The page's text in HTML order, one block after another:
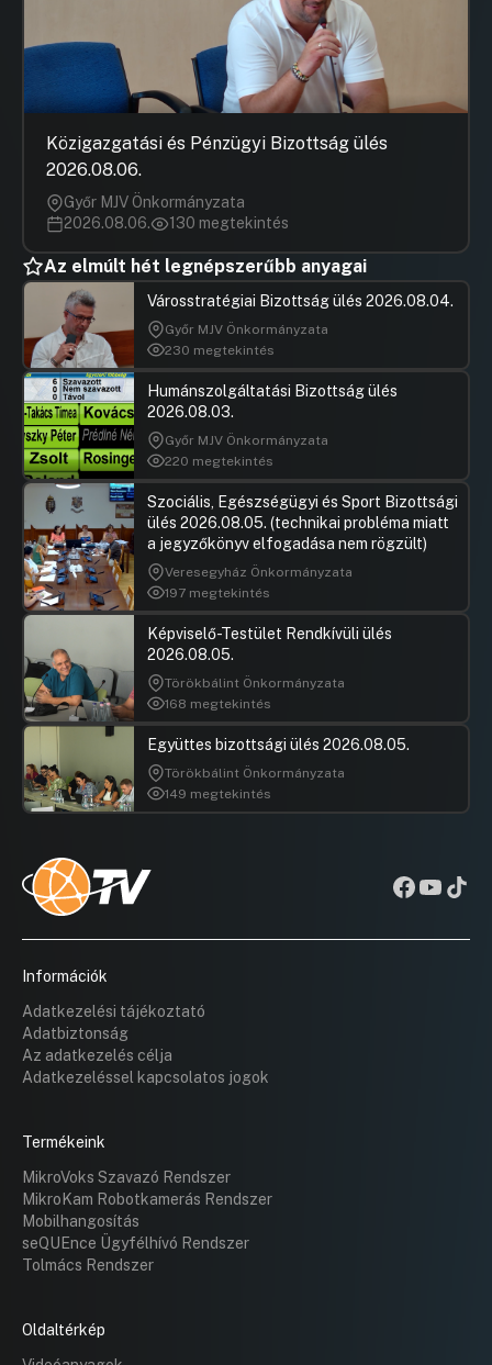
Közigazgatási és Pénzügyi Bizottság ülés
2026.08.06.
Győr MJV Önkormányzata
2026.08.06.
130 megtekintés
Az elmúlt hét legnépszerűbb anyagai
Városstratégiai Bizottság ülés 2026.08.04.
Győr MJV Önkormányzata
230 megtekintés
Humánszolgáltatási Bizottság ülés
2026.08.03.
Győr MJV Önkormányzata
220 megtekintés
Szociális, Egészségügyi és Sport Bizottsági
ülés 2026.08.05. (technikai probléma miatt
a jegyzőkönyv elfogadása nem rögzült)
Veresegyház Önkormányzata
197 megtekintés
Képviselő-Testület Rendkívüli ülés
2026.08.05.
Törökbálint Önkormányzata
168 megtekintés
Együttes bizottsági ülés 2026.08.05.
Törökbálint Önkormányzata
149 megtekintés
Információk
Adatkezelési tájékoztató
Adatbiztonság
Az adatkezelés célja
Adatkezeléssel kapcsolatos jogok
Termékeink
MikroVoks Szavazó Rendszer
MikroKam Robotkamerás Rendszer
Mobilhangosítás
seQUEnce Ügyfélhívó Rendszer
Tolmács Rendszer
Oldaltérkép